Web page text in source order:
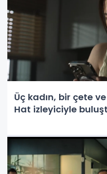
Üç kadın, bir çete
Hat izleyiciyle